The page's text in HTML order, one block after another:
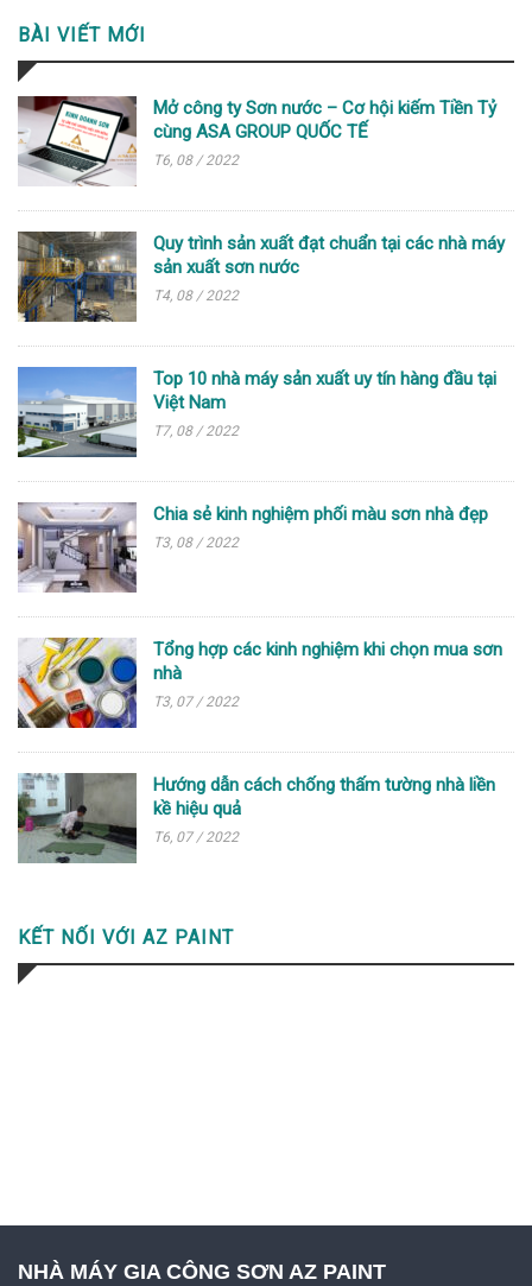
BÀI VIẾT MỚI
Mở công ty Sơn nước – Cơ hội kiếm Tiền Tỷ
cùng ASA GROUP QUỐC TẾ
T6, 08 / 2022
Quy trình sản xuất đạt chuẩn tại các nhà máy
sản xuất sơn nước
T4, 08 / 2022
Top 10 nhà máy sản xuất uy tín hàng đầu tại
Việt Nam
T7, 08 / 2022
Chia sẻ kinh nghiệm phối màu sơn nhà đẹp
T3, 08 / 2022
Tổng hợp các kinh nghiệm khi chọn mua sơn
nhà
T3, 07 / 2022
Hướng dẫn cách chống thấm tường nhà liền
kề hiệu quả
T6, 07 / 2022
KẾT NỐI VỚI AZ PAINT
NHÀ MÁY GIA CÔNG SƠN AZ PAINT